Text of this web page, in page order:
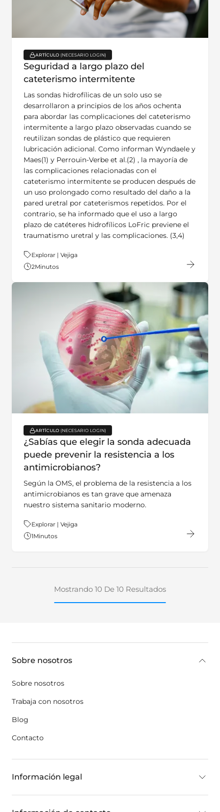
Seguridad a largo plazo del
cateterismo intermitente
key:global.content-type:
ARTÍCULO
Las sondas hidrofílicas de un solo uso se
desarrollaron a principios de los años ochenta
para abordar las complicaciones del cateterismo
intermitente a largo plazo observadas cuando se
reutilizan sondas de plástico que requieren
lubricación adicional. Como informan Wyndaele y
Maes(1) y Perrouin-Verbe et al.(2) , la mayoría de
las complicaciones relacionadas con el
cateterismo intermitente se producen después de
un uso prolongado como resultado del daño a la
pared uretral por cateterismos repetidos. Por el
contrario, se ha informado que el uso a largo
plazo de catéteres hidrofílicos LoFric previene el
traumatismo uretral y las complicaciones. (3,4)
Tema:
Explorar | Vejiga
2Minutos
¿Sabías que elegir la sonda adecuada
puede prevenir la resistencia a los
antimicrobianos?
key:global.content-type:
ARTÍCULO
Según la OMS, el problema de la resistencia a los
antimicrobianos es tan grave que amenaza
nuestro sistema sanitario moderno.
Tema:
Explorar | Vejiga
1Minutos
Mostrando 10 De 10 Resultados
Sobre nosotros
Sobre nosotros
Trabaja con nosotros
Blog
Contacto
Información legal